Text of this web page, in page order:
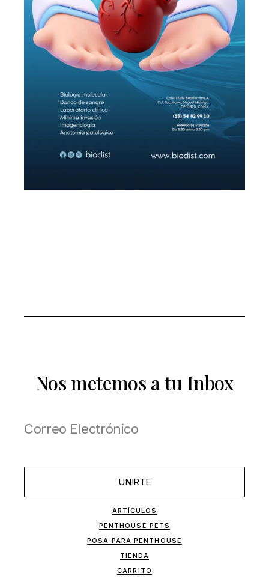
Nos metemos a tu Inbox
UNIRTE
ARTÍCULOS
PENTHOUSE PETS
POSA PARA PENTHOUSE
TIENDA
CARRITO